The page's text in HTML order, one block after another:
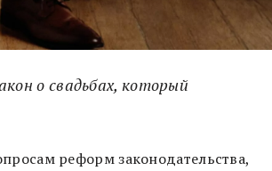
о свадьбах, который
реформ законодательства,